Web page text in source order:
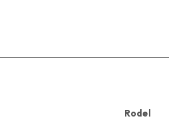
Rodel